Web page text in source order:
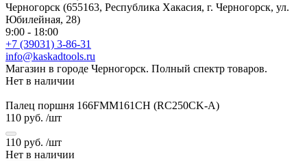
Черногорск (655163, Республика Хакасия, г. Черногорск, ул.
Юбилейная, 28)
9:00 - 18:00
+7 (39031) 3-86-31
info@kaskadtools.ru
Магазин в городе Черногорск. Полный спектр товаров.
Нет в наличии
Палец поршня 166FMM161CH (RC250CK-A)
110 руб. /шт
110 руб. /шт
Нет в наличии